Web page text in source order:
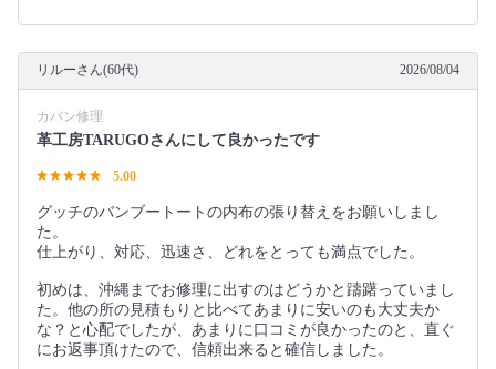
リルーさん(60代) 2026/08/04
カバン修理
革工房TARUGOさんにして良かったです
5.00
グッチのバンブートートの内布の張り替えをお願いしまし
た。
仕上がり、対応、迅速さ、どれをとっても満点でした。
初めは、沖縄までお修理に出すのはどうかと躊躇っていまし
た。他の所の見積もりと比べてあまりに安いのも大丈夫か
な？と心配でしたが、あまりに口コミが良かったのと、直ぐ
にお返事頂けたので、信頼出来ると確信しました。